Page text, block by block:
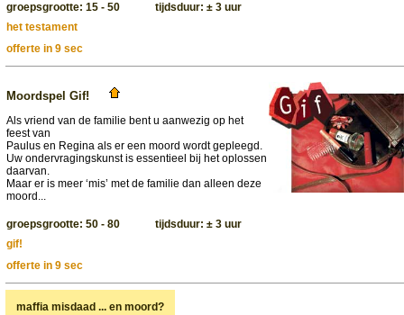
groepsgrootte: 15 - 50 tijdsduur: ± 3 uur
het testament
offerte in 9 sec
Moordspel Gif!
Als vriend van de familie bent u aanwezig op het
feest van
Paulus en Regina als er een moord wordt gepleegd.
Uw ondervragingskunst is essentieel bij het oplossen
daarvan.
Maar er is meer ‘mis’ met de familie dan alleen deze
moord...
groepsgrootte: 50 - 80 tijdsduur: ± 3 uur
gif!
offerte in 9 sec
maffia misdaad ... en moord?